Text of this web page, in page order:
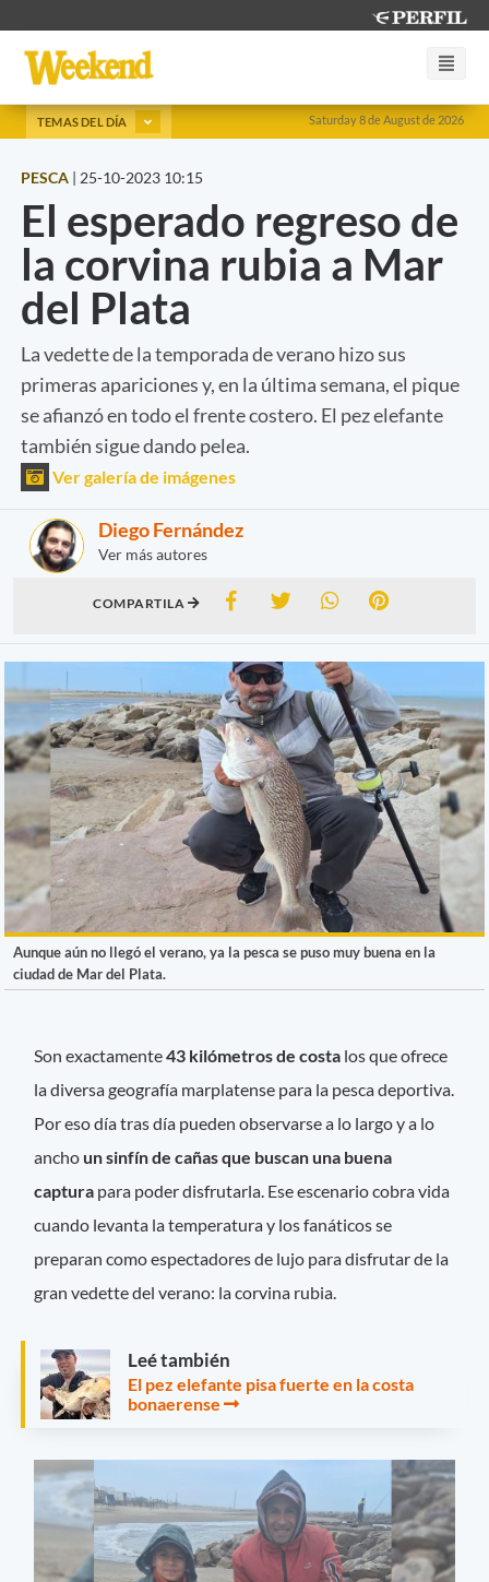
Saturday 8 de August de 2026
TEMAS DEL DÍA
PESCA | 25-10-2023 10:15
El esperado regreso de
la corvina rubia a Mar
del Plata
La vedette de la temporada de verano hizo sus
primeras apariciones y, en la última semana, el pique
se afianzó en todo el frente costero. El pez elefante
también sigue dando pelea.
Ver galería de imágenes
Diego Fernández
Ver más autores
COMPARTILA
Aunque aún no llegó el verano, ya la pesca se puso muy buena en la
ciudad de Mar del Plata.
Son exactamente43 kilómetros de costa los que ofrece
la diversa geografía marplatense para la pesca deportiva.
Por eso día tras día pueden observarse a lo largo y a lo
ancho un sinfín de cañas que buscan una buena
captura para poder disfrutarla. Ese escenario cobra vida
cuando levanta la temperatura y los fanáticos se
preparan como espectadores de lujo para disfrutar de la
gran vedette del verano: la corvina rubia.
Leé también
El pez elefante pisa fuerte en la costa
bonaerense